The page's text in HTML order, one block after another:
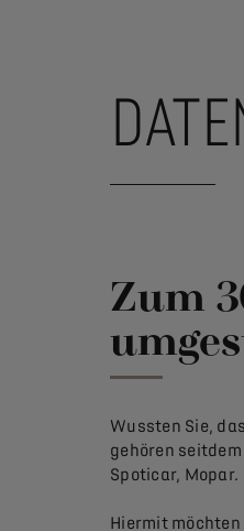
Zum
Wussten Sie,
gehören
Spoticar, Mopar.
Hiermit